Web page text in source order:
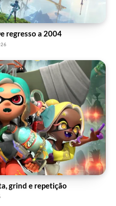
regresso a 2004
grind e repetição